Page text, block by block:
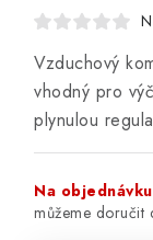
Vzduchový
vhodný pro
plynulou
Na objednávku